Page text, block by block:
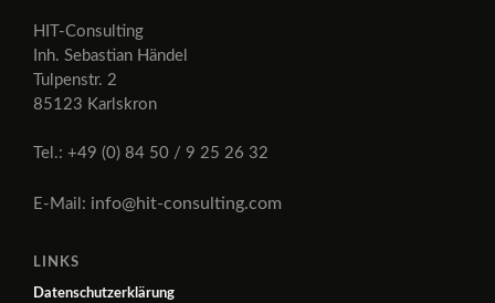
HIT-Consulting
Inh. Sebastian Händel
Tulpenstr. 2
85123 Karlskron
Tel.: +49 (0) 84 50 / 9 25 26 32
E-Mail: info@hit-consulting.com
LINKS
Datenschutzerklärung